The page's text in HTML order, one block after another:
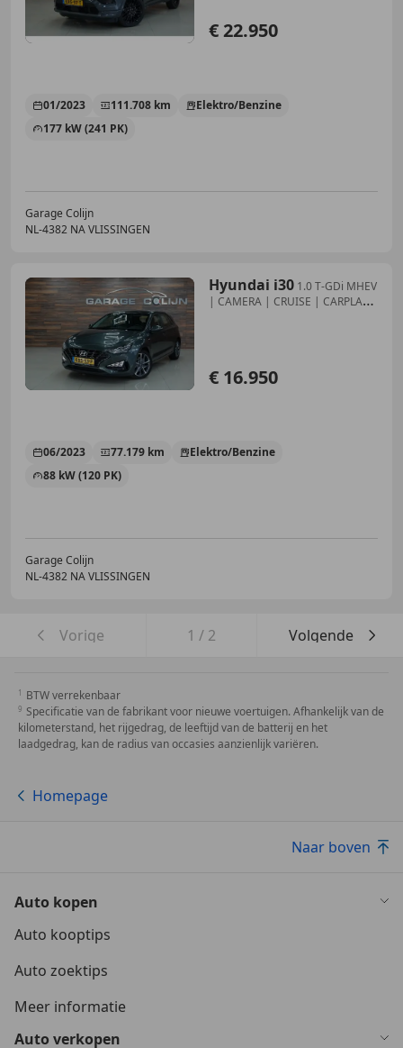
€ 22.950
01/2023 111.708 km
Elektro/Benzine
177 kW (241 PK)
Garage Colijn
NL-4382 NA VLISSINGEN
Hyundai i30 1.0 T-GDi MHEV
| CAMERA | CRUISE | CARPLAY |
€ 16.950
06/2023 77.179 km
Elektro/Benzine
88 kW (120 PK)
Garage Colijn
NL-4382 NA VLISSINGEN
Vorige 1 / 2 Volgende
BTW verrekenbaar
Specificatie van de fabrikant voor nieuwe voertuigen. Afhankelijk van de
kilometerstand, het rijgedrag, de leeftijd van de batterij en het
laadgedrag, kan de radius van occasies aanzienlijk variëren.
Homepage
Naar boven
Auto kopen
Auto kooptips
Auto zoektips
Meer informatie
Auto verkopen